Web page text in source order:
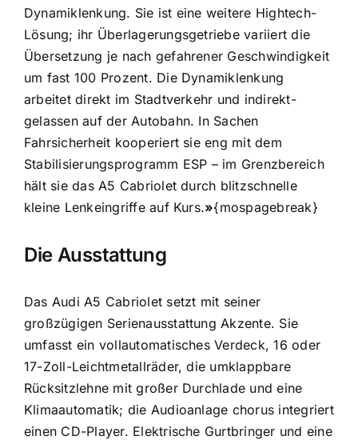
Dynamiklenkung. Sie ist eine weitere Hightech-
Lösung; ihr Überlagerungsgetriebe variiert die
Übersetzung je nach gefahrener Geschwindigkeit
um fast 100 Prozent. Die Dynamiklenkung
arbeitet direkt im Stadtverkehr und indirekt-
gelassen auf der Autobahn. In Sachen
Fahrsicherheit kooperiert sie eng mit dem
Stabilisierungsprogramm ESP – im Grenzbereich
hält sie das A5 Cabriolet durch blitzschnelle
kleine Lenkeingriffe auf Kurs.»{mospagebreak}
Die Ausstattung
Das Audi A5 Cabriolet setzt mit seiner
großzügigen Serienausstattung Akzente. Sie
umfasst ein vollautomatisches Verdeck, 16 oder
17-Zoll-Leichtmetallräder, die umklappbare
Rücksitzlehne mit großer Durchlade und eine
Klimaautomatik; die Audioanlage chorus integriert
einen CD-Player. Elektrische Gurtbringer und eine